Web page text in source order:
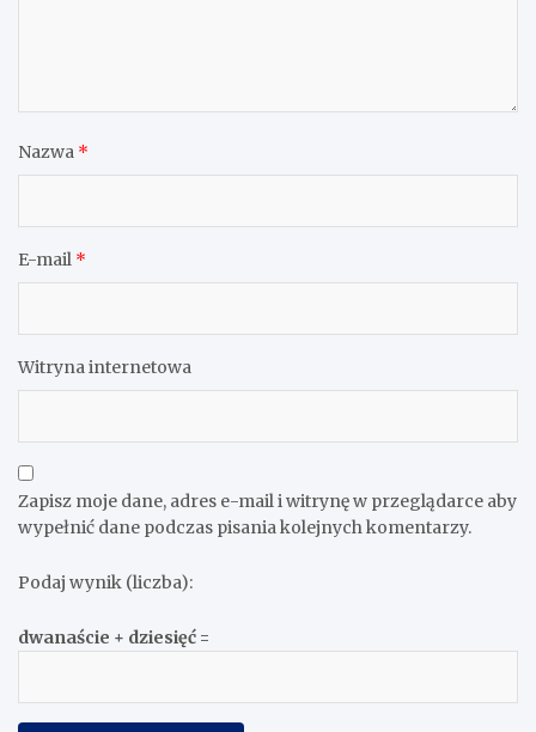
Nazwa *
E-mail *
Witryna internetowa
Zapisz moje dane, adres e-mail i witrynę w przeglądarce aby
wypełnić dane podczas pisania kolejnych komentarzy.
Podaj wynik (liczba):
dwanaście + dziesięć =